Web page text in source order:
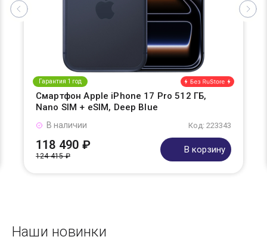
Гарантия 1 год
Смартфон Apple iPhone 17 Pro 512 ГБ,
Nano SIM + eSIM, Deep Blue
Код: 223343
В наличии
118 490 ₽
124 415 ₽
В корзину
Наши новинки